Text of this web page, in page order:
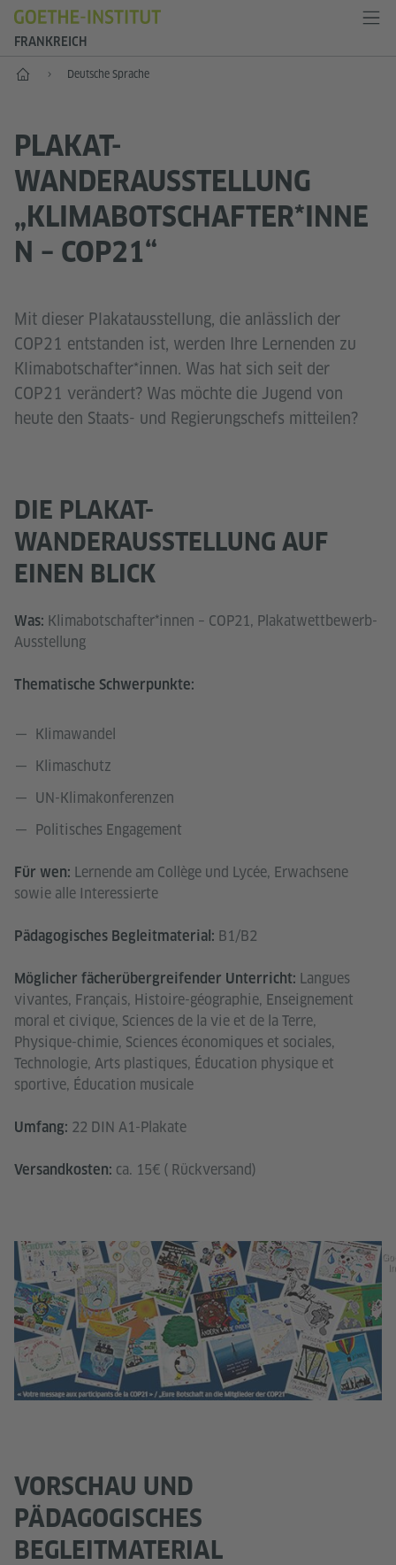
FRANKREICH
Start Deutsche Sprache
PLAKAT-
WANDERAUSSTELLUNG
„KLIMABOTSCHAFTER*INNE
N – COP21“
Mit dieser Plakatausstellung, die anlässlich der
COP21 entstanden ist, werden Ihre Lernenden zu
Klimabotschafter*innen. Was hat sich seit der
COP21 verändert? Was möchte die Jugend von
heute den Staats- und Regierungschefs mitteilen?
DIE PLAKAT-
WANDERAUSSTELLUNG AUF
EINEN BLICK
Was: Klimabotschafter*innen – COP21, Plakatwettbewerb-
Ausstellung
Thematische Schwerpunkte:
Klimawandel
Klimaschutz
UN-Klimakonferenzen
Politisches Engagement
Für wen: Lernende am Collège und Lycée, Erwachsene
sowie alle Interessierte
Pädagogisches Begleitmaterial: B1/B2
Möglicher fächerübergreifender Unterricht: Langues
vivantes, Français, Histoire-géographie, Enseignement
moral et civique, Sciences de la vie et de la Terre,
Physique-chimie, Sciences économiques et sociales,
Technologie, Arts plastiques, Éducation physique et
sportive, Éducation musicale
Umfang: 22 DIN A1-Plakate
Versandkosten: ca. 15€ ( Rückversand)
VORSCHAU UND
PÄDAGOGISCHES
BEGLEITMATERIAL